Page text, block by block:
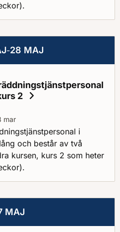
-28 MAJ
2
mar
i
och består av två
kursen, kurs 2 som heter
MAJ